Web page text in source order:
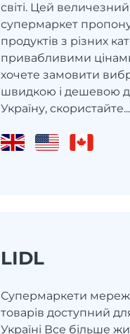
світі. Цей
супермаркет
продуктів з різних
привабливими
хочете замовити
швидкою і дешевою
Україну, скористайте...
LIDL
Супермаркети
товарів доступний
Україні Все більше